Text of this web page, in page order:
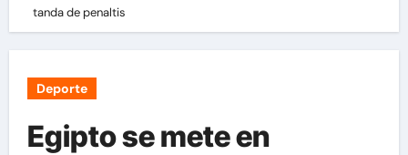
tanda de penaltis
Deporte
Egipto se mete en